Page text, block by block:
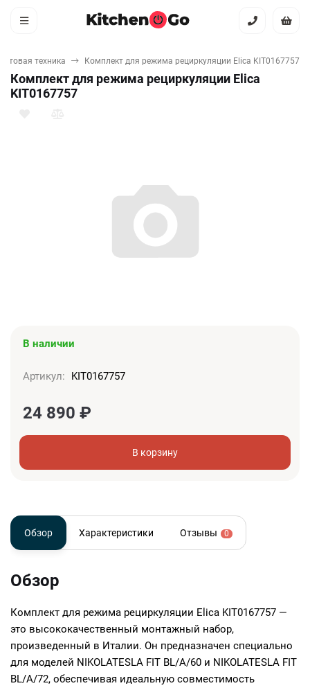
техника Комплект для режима рециркуляции Elica KIT0167757
Комплект для режима рециркуляции Elica
KIT0167757
В наличии
Артикул: KIT0167757
24 890 ₽
В корзину
Обзор Характеристики Отзывы 0
Обзор
Комплект для режима рециркуляции Elica KIT0167757 —
это высококачественный монтажный набор,
произведенный в Италии. Он предназначен специально
для моделей NIKOLATESLA FIT BL/A/60 и NIKOLATESLA FIT
BL/A/72, обеспечивая идеальную совместимость